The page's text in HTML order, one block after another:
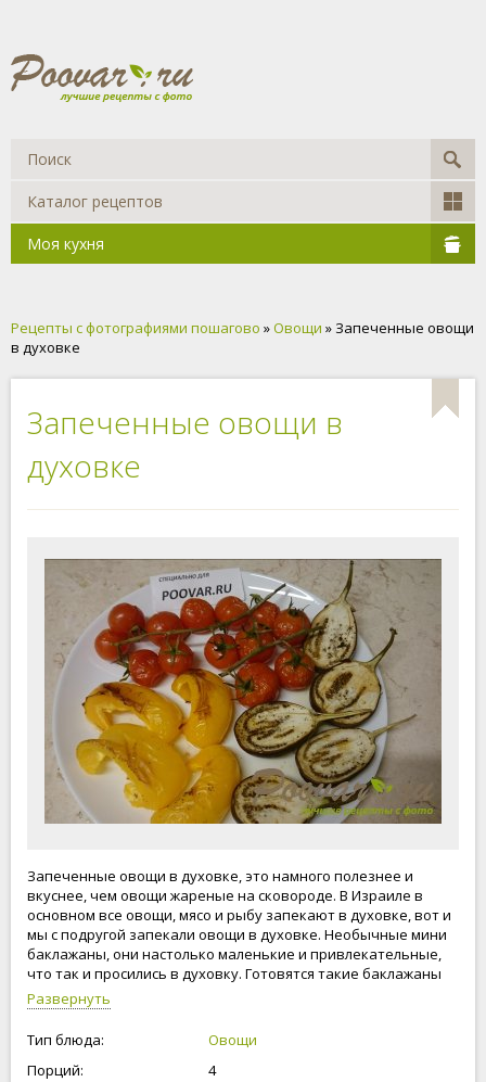
Каталог рецептов
Моя кухня
Рецепты с фотографиями пошагово »Овощи » Запеченные овощи
в духовке
Запеченные овощи в
духовке
Запеченные овощи в духовке, это намного полезнее и
вкуснее, чем овощи жареные на сковороде. В Израиле в
основном все овощи, мясо и рыбу запекают в духовке, вот и
мы с подругой запекали овощи в духовке. Необычные мини
баклажаны, они настолько маленькие и привлекательные,
что так и просились в духовку. Готовятся такие баклажаны
очень быстро и настолько вкусные, что не передать
словами. Овощи для запекания в духовке лучше всего
выбирать молоденькие и не крупные. Блюдо настолько
простое и легкое в приготовлении, что с ним справиться
даже начинающий кулинар или молодая, неопытная
Развернуть
Тип блюда:
Овощи
Порций:
4